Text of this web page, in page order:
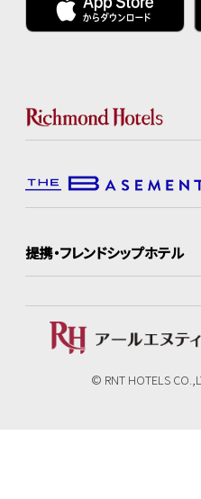
提携・フレンドシップホテル
© RNT HOTELS